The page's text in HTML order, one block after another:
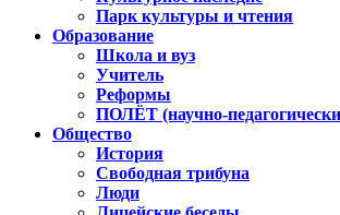
Парк культуры и чтения
Образование
Школа и вуз
Учитель
Реформы
ПОЛЁТ (научно-
Общество
История
Свободная трибуна
Люди